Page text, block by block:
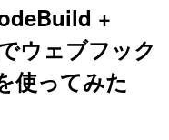
+
ウェブフック
使ってみた